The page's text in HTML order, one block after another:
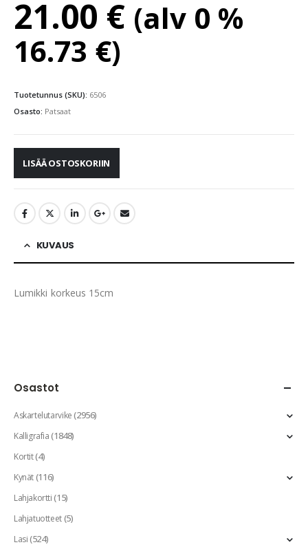
21.00 € (alv 0 %
16.73 €)
Tuotetunnus (SKU): 6506
Osasto: Patsaat
LISÄÄ OSTOSKORIIN
KUVAUS
Lumikki korkeus 15cm
Osastot
Askartelutarvike(2956)
Kalligrafia(1848)
Kortit(4)
Kynät(116)
Lahjakortti(15)
Lahjatuotteet(5)
Lasi(524)